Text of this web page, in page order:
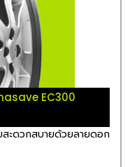
EC300
สะดวกสบายด้วยลายดอก